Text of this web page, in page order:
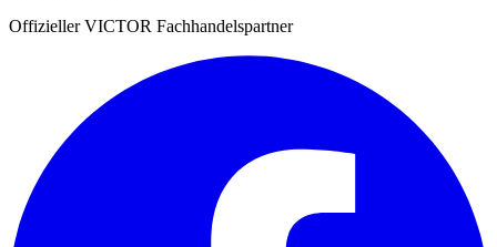
Offizieller VICTOR Fachhandelspartner